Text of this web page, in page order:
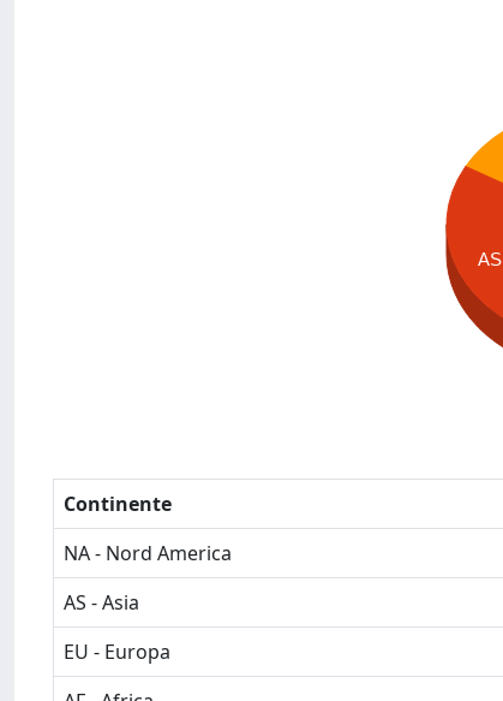
AS
Continente
NA - Nord America
AS - Asia
EU - Europa